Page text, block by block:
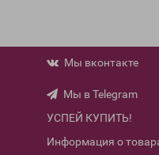
Мы вконтакте
Мы в Telegram
УСПЕЙ КУПИТЬ!
Информация о